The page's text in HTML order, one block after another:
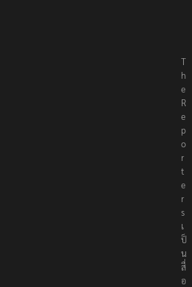
T
h
e
R
e
p
o
r
t
e
r
s
เ
ป็
น
สื่
อ